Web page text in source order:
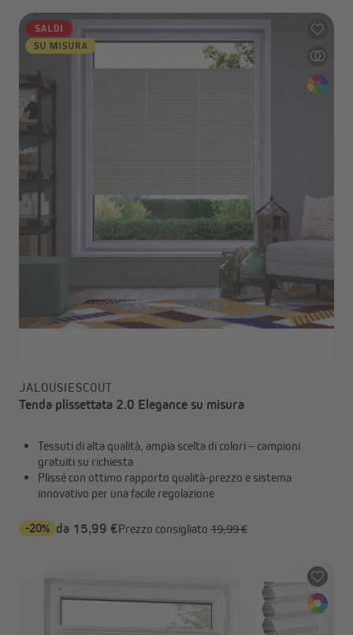
JALOUSIESCOUT
Tenda plissettata 2.0 Elegance su misura
Tessuti di alta qualità, ampia scelta di colori – campioni
gratuiti su richiesta
Plissé con ottimo rapporto qualità-prezzo e sistema
innovativo per una facile regolazione
-20% da 15,99 €Prezzo consigliato 19,99 €